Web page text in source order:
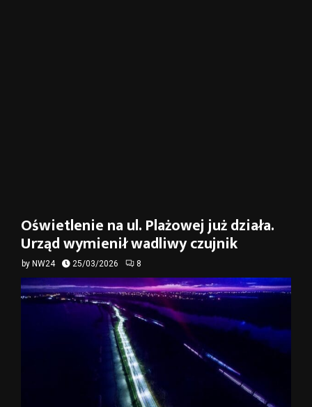
Oświetlenie na ul. Plażowej już działa.
Urząd wymienił wadliwy czujnik
by NW24 25/03/2026 8